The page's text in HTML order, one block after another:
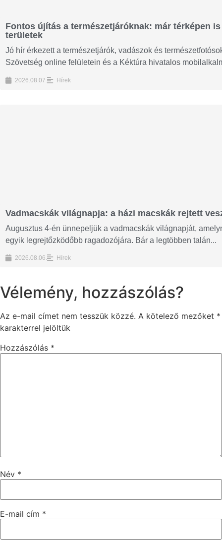
Fontos újítás a természetjáróknak: már térképen
területek
Jó hír érkezett a természetjárók, vadászok és
Szövetség online felületein és a Kéktúra hivatalos
2026.08.07. Hírek
Vadmacskák világnapja: a házi macskák rejtett
Augusztus 4-én ünnepeljük a vadmacskák világnapját,
egyik legrejtőzködőbb ragadozójára. Bár a legtöbben talán...
2026.08.06. Hírek
Vélemény, hozzászólás?
Az e-mail címet nem tesszük közzé. A kötelező mezőket *
karakterrel jelöltük
Hozzászólás *
Név *
E-mail cím *